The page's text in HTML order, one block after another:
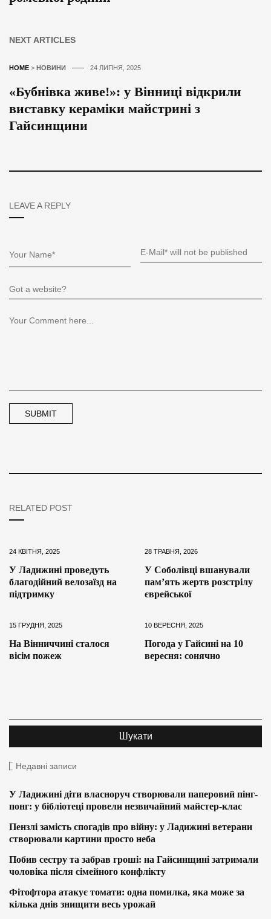
NEXT ARTICLES
HOME > НОВИНИ 24 ЛИПНЯ, 2025
«Бубнівка живе!»: у Вінниці відкрили
виставку кераміки майстрині з
Гайсинщини
LEAVE A REPLY
RELATED POST
24 КВІТНЯ, 2025
У Ладижині проведуть
благодійний велозаїзд на
підтримку
28 ТРАВНЯ, 2026
У Соболівці вшанували
пам’ять жертв розстрілу
єврейської
15 ГРУДНЯ, 2025
На Вінниччині сталося
вісім пожеж
10 ВЕРЕСНЯ, 2025
Погода у Гайсині на 10
вересня: сонячно
Недавні записи
У Ладижині діти власноруч створювали паперовий пінг-
понг: у бібліотеці провели незвичайний майстер-клас
Пензлі замість спогадів про війну: у Ладижині ветерани
створювали картини просто неба
Побив сестру та забрав гроші: на Гайсинщині затримали
чоловіка після сімейного конфлікту
Фітофтора атакує томати: одна помилка, яка може за
кілька днів знищити весь урожай